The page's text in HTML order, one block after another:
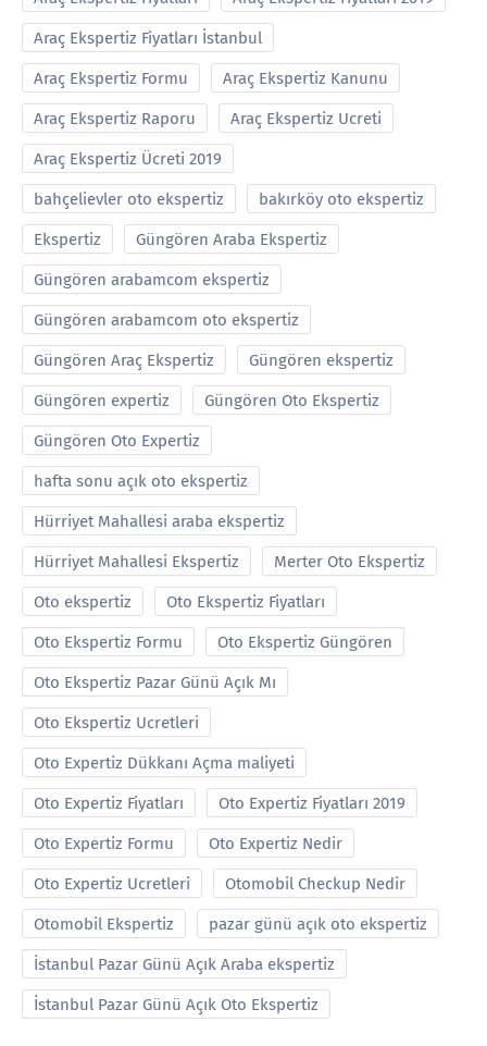
Araç Ekspertiz Fiyatları İstanbul
Araç Ekspertiz Formu Araç Ekspertiz Kanunu
Araç Ekspertiz Raporu Araç Ekspertiz Ucreti
Araç Ekspertiz Ücreti 2019
bahçelievler oto ekspertiz bakırköy oto ekspertiz
Ekspertiz Güngören Araba Ekspertiz
Güngören arabamcom ekspertiz
Güngören arabamcom oto ekspertiz
Güngören Araç Ekspertiz Güngören ekspertiz
Güngören expertiz Güngören Oto Ekspertiz
Güngören Oto Expertiz
hafta sonu açık oto ekspertiz
Hürriyet Mahallesi araba ekspertiz
Hürriyet Mahallesi Ekspertiz Merter Oto Ekspertiz
Oto ekspertiz Oto Ekspertiz Fiyatları
Oto Ekspertiz Formu Oto Ekspertiz Güngören
Oto Ekspertiz Pazar Günü Açık Mı
Oto Ekspertiz Ucretleri
Oto Expertiz Dükkanı Açma maliyeti
Oto Expertiz Fiyatları Oto Expertiz Fiyatları 2019
Oto Expertiz Formu Oto Expertiz Nedir
Oto Expertiz Ucretleri Otomobil Checkup Nedir
Otomobil Ekspertiz pazar günü açık oto ekspertiz
İstanbul Pazar Günü Açık Araba ekspertiz
İstanbul Pazar Günü Açık Oto Ekspertiz